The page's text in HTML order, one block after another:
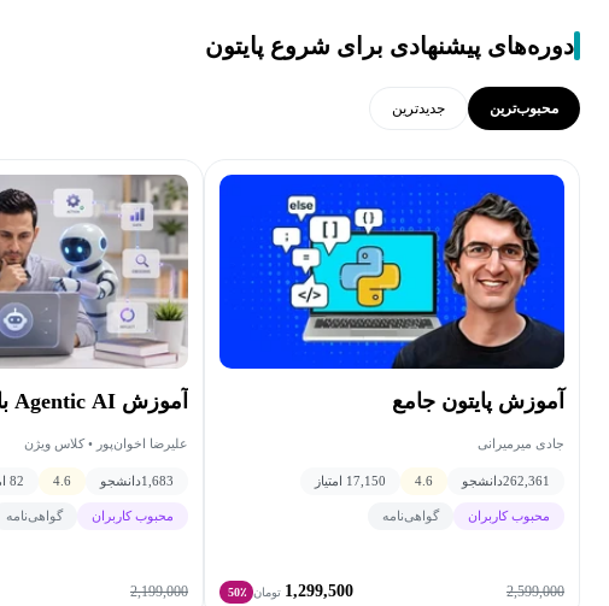
دوره‌های پیشنهادی برای شروع پایتون
محبوب‌ترین جدید‌ترین
آموزش پایتون جامع
جادی میرمیرانی
262,361دانشجو 4.6 17,150 امتیاز
محبوب کاربران گواهی‌نامه
2,599,000
1,299,500 تومان 50٪
آموزش Agentic AI با پایتون
علیرضا اخوان‌پور • کلاس ویژن
1,683دانشجو 4.6 82 امتیاز
محبوب کاربران گواهی‌نامه
2,199,000